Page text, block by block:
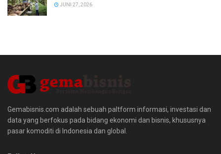
JUNI 27, 2026
Gemabisnis.com adalah sebuah paltform informasi, investasi dan
data yang berfokus pada bidang ekonomi dan bisnis, khususnya
pasar komoditi di Indonesia dan global.